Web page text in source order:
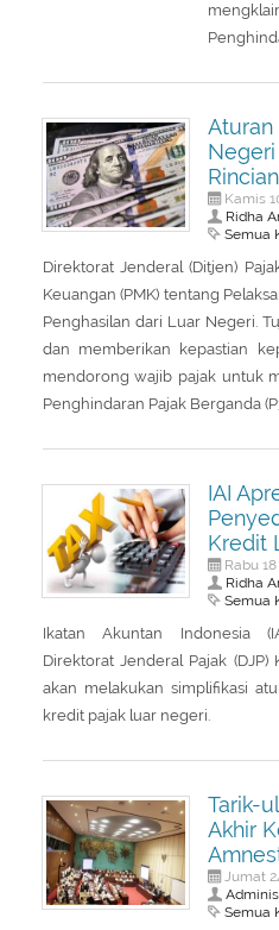
Aturan
Negeri
Kamis
Ridha
Semua
Direktorat Jenderal (Ditjen)
Keuangan (PMK) tentang
Penghasilan dari Luar Negeri.
dan memberikan kepastian
mendorong wajib pajak untuk
Penghindaran Pajak Berganda
IAI
Kredit
Rabu 18
Ridha
Semua
Ikatan Akuntan Indonesia
Direktorat Jenderal Pajak
akan melakukan simplifikasi
kredit pajak luar negeri.
Tarik-
Akhir
Jumat
Semua